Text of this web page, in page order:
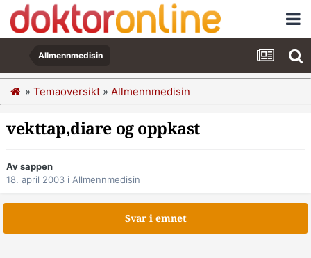
Allmennmedisin
» Temaoversikt » Allmennmedisin
vekttap,diare og oppkast
Av sappen
18. april 2003 i Allmennmedisin
Svar i emnet